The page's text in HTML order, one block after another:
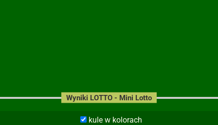
kule w kolorach
Wyniki LOTTO - Mini Lotto